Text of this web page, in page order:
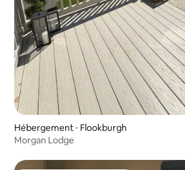
Hébergement ⋅ Flookburgh
Morgan Lodge